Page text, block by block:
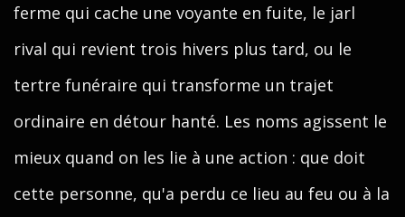
ferme qui cache une voyante en fuite, le jarl
rival qui revient trois hivers plus tard, ou le
tertre funéraire qui transforme un trajet
ordinaire en détour hanté. Les noms agissent le
mieux quand on les lie à une action : que doit
cette personne, qu'a perdu ce lieu au feu ou à la